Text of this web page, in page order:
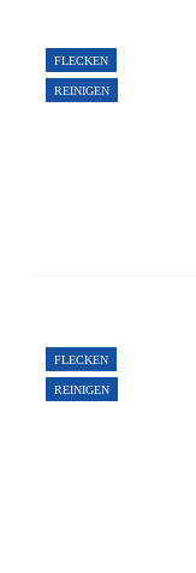
FLECKEN
REINIGEN
FLECKEN
REINIGEN